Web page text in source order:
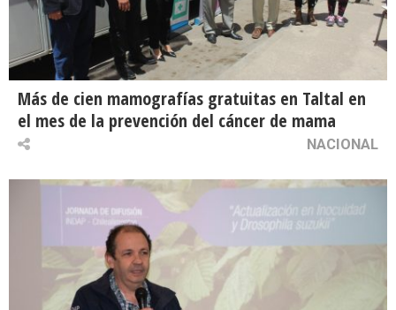
Más de cien mamografías gratuitas en Taltal en
el mes de la prevención del cáncer de mama
NACIONAL